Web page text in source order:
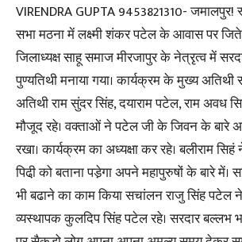
VIRENDRA GUPTA 9453821310- जमालपुर!
सभा मठना में लक्ष्मी शंकर पटेल के आवास पर
जिलाध्यक्ष साहू समाज मीरजापुर के नेत्रृत्व में
पुण्यतिथी मनाया गया। कार्यक्रम के मुख्य
अतिथी राम सुंदर सिंह, दयाराम पटेल, राम अवध
मौजूद रहे। वक्ताओं ने पटेल जी के जिवन के बारे
रखा। कार्यक्रम का अध्यक्षा कर रहे। बलीराम
पिढी़ को बताना पडे़गा अपने महापुरुषों के बारे में।
भी बढाने का काम किया सचांलन राजु सिंह पटेल
व्यस्थापक कुलदिप सिंह पटेल रहे। सरदार बल्लभ